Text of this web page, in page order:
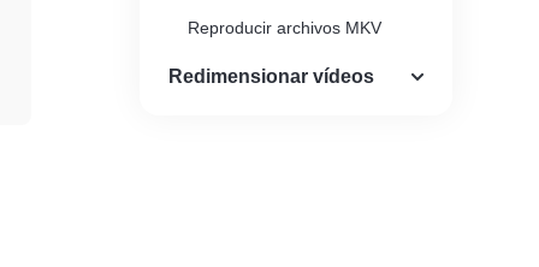
Reproducir archivos MKV
Redimensionar vídeos